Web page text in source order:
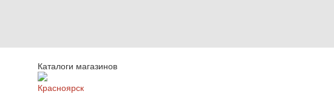
Каталоги магазинов
Красноярск